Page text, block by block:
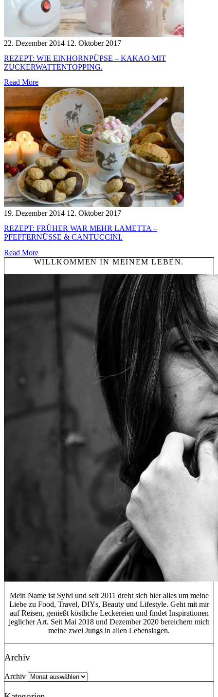
22. Dezember 2014 12. Oktober 2017
REZEPT: WIE EINHORNPÜPSE – KAKAO MIT
ZUCKERWATTENTOPPING.
Read More
19. Dezember 2014 12. Oktober 2017
REZEPT: FRÜHER WAR MEHR LAMETTA –
PFEFFERNÜSSE & CANTUCCINI.
Read More
WILLKOMMEN IN MEINEM LEBEN.
Mein Name ist Sylvi und seit 2011 dreht sich hier alles um meine
Liebe zu Food, Travel, DIYs, Beauty und Lifestyle. Geht mit mir
auf Reisen, genießt köstliche Leckereien und findet Inspirationen
jeglicher Art. Seit Mai 2018 und Dezember 2020 bereichern mich
meine zwei Jungs in allen Lebenslagen.
Archiv
Archiv